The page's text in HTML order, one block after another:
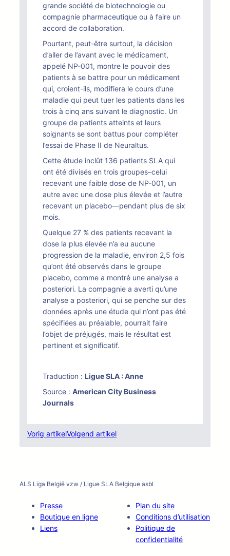
grande société de biotechnologie ou
compagnie pharmaceutique ou à faire un
accord de collaboration.
Pourtant, peut-être surtout, la décision
d’aller de l’avant avec le médicament,
appelé NP-001, montre le pouvoir des
patients à se battre pour un médicament
qui, croient-ils, modifiera le cours d’une
maladie qui peut tuer les patients dans les
trois à cinq ans suivant le diagnostic. Un
groupe de patients atteints et leurs
soignants se sont battus pour compléter
l’essai de Phase II de Neuraltus.
Cette étude inclût 136 patients SLA qui
ont été divisés en trois groupes–celui
recevant une faible dose de NP-001, un
autre avec une dose plus élevée et l’autre
recevant un placebo—pendant plus de six
mois.
Quelque 27 % des patients recevant la
dose la plus élevée n’a eu aucune
progression de la maladie, environ 2,5 fois
qu’ont été observés dans le groupe
placebo, comme a montré une analyse a
posteriori. La compagnie a averti qu’une
analyse a posteriori, qui se penche sur des
données après une étude qui n’ont pas été
spécifiées au préalable, pourrait faire
l’objet de préjugés, mais le résultat est
pertinent et significatif.
Traduction : Ligue SLA : Anne
Source : American City Business
Journals
Vorig artikelVolgend artikel
ALS Liga België vzw / Ligue SLA Belgique asbl
Presse
Boutique en ligne
Liens
Plan du site
Conditions d’utilisation
Politique de
confidentialité